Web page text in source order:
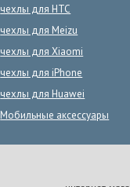
чехлы для HTC
чехлы для Meizu
чехлы для Xiaomi
чехлы для iPhone
чехлы для Huawei
Мобильные аксессуары